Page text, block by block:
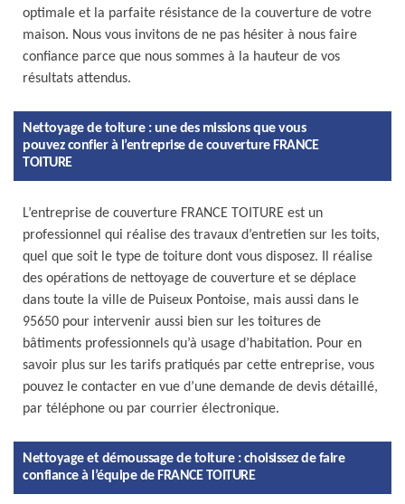
optimale et la parfaite résistance de la couverture de votre
maison. Nous vous invitons de ne pas hésiter à nous faire
confiance parce que nous sommes à la hauteur de vos
résultats attendus.
Nettoyage de toiture : une des missions que vous
pouvez confier à l’entreprise de couverture FRANCE
TOITURE
L’entreprise de couverture FRANCE TOITURE est un
professionnel qui réalise des travaux d’entretien sur les toits,
quel que soit le type de toiture dont vous disposez. Il réalise
des opérations de nettoyage de couverture et se déplace
dans toute la ville de Puiseux Pontoise, mais aussi dans le
95650 pour intervenir aussi bien sur les toitures de
bâtiments professionnels qu’à usage d’habitation. Pour en
savoir plus sur les tarifs pratiqués par cette entreprise, vous
pouvez le contacter en vue d’une demande de devis détaillé,
par téléphone ou par courrier électronique.
Nettoyage et démoussage de toiture : choisissez de faire
confiance à l’équipe de FRANCE TOITURE